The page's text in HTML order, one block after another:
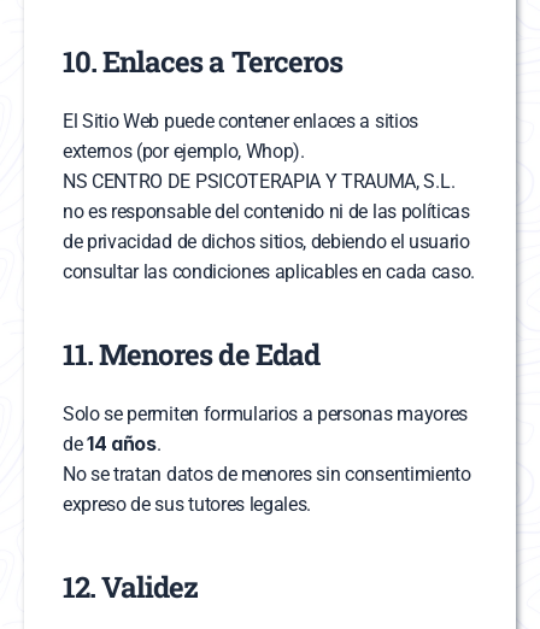
10. Enlaces a Terceros
El Sitio Web puede contener enlaces a sitios
externos (por ejemplo, Whop).
NS CENTRO DE PSICOTERAPIA Y TRAUMA, S.L.
no es responsable del contenido ni de las políticas
de privacidad de dichos sitios, debiendo el usuario
consultar las condiciones aplicables en cada caso.
11. Menores de Edad
Solo se permiten formularios a personas mayores
de 14 años.
No se tratan datos de menores sin consentimiento
expreso de sus tutores legales.
12. Validez